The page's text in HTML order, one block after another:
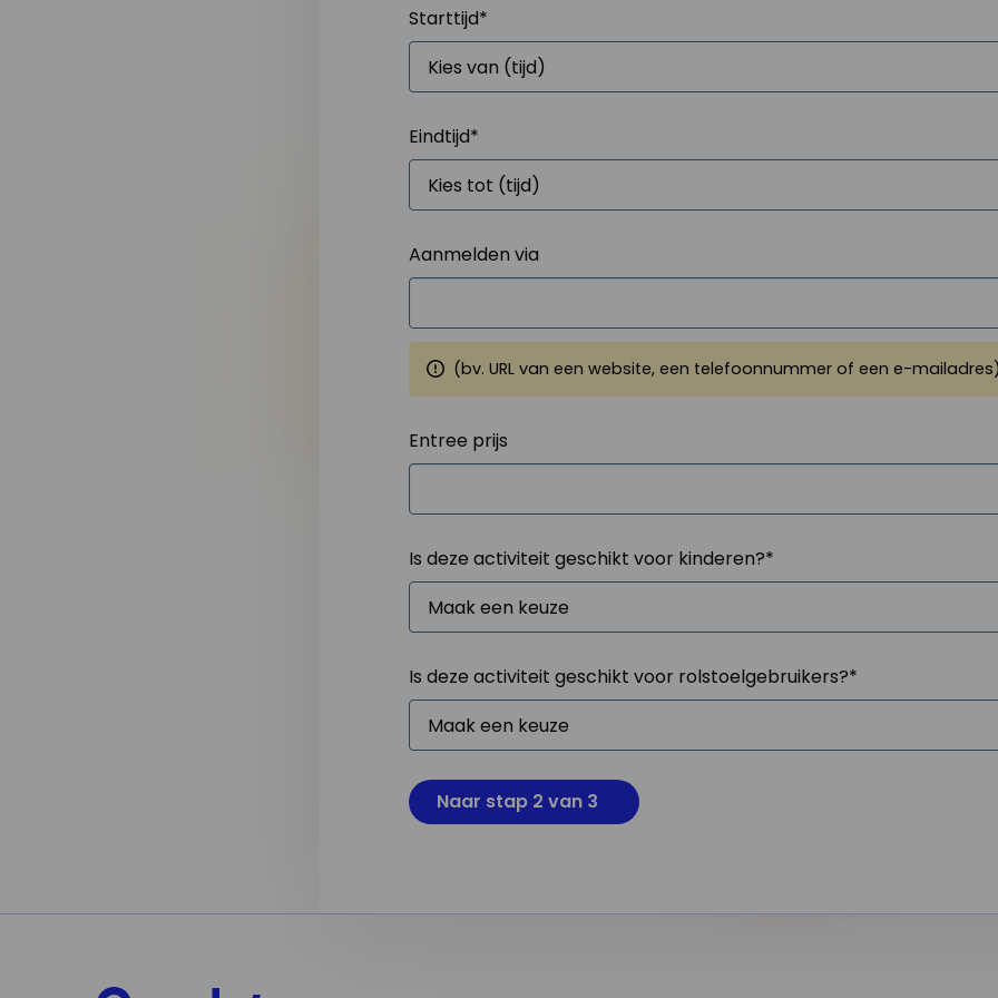
Starttijd*
Eindtijd*
Aanmelden via
(bv. URL van een website, een telefoonnummer of een e-
Entree prijs
Is deze activiteit geschikt voor kinderen?*
Is deze activiteit geschikt voor rolstoelgebruikers?*